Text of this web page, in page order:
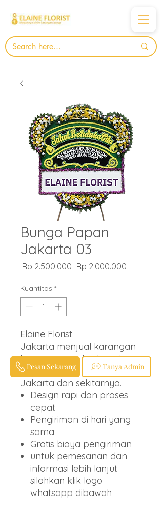
Bunga Papan
Jakarta 03
Rp 2.500.000 Harga
Rp 2.000.000
Kuantitas *
Elaine Florist
Jakarta menjual karangan
bunga papan berbagai
ucapan untuk wilayah
Jakarta dan sekitarnya.
Design rapi dan proses
cepat
Pengiriman di hari yang
sama
Gratis biaya pengiriman
untuk pemesanan dan
informasi lebih lanjut
silahkan klik logo
whatsapp dibawah
Tanya Admin
Pesan Sekarang